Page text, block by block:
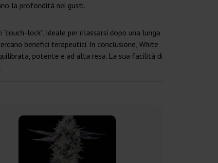
la profondità nei gusti.
lock”, ideale per rilassarsi dopo una lunga
benefici terapeutici. In conclusione, White
potente e ad alta resa. La sua facilità di